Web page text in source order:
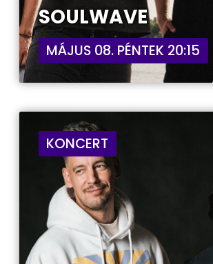
SOULWAVE
MÁJUS 08. PÉNTEK 20:15
KONCERT